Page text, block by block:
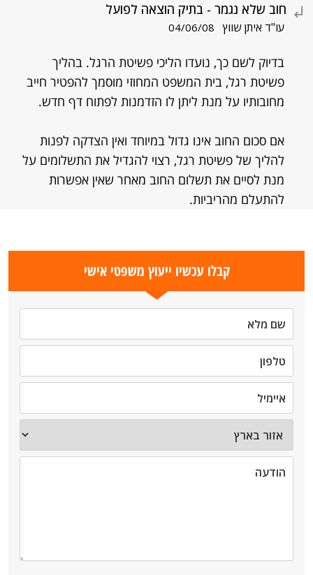
חוב שלא נגמר - בתיק הוצאה לפועל
עו"ד איתן שווץ 04/06/08
בדיוק לשם כך, נועדו הליכי פשיטת הרגל. בהליך
פשיטת רגל, בית המשפט המחוזי מוסמך להפטיר חייב
מחובותיו על מנת ליתן לו הזדמנות לפתוח דף חדש.
אם סכום החוב אינו גדול במיוחד ואין הצדקה לפנות
להליך של פשיטת רגל, רצוי להגדיל את התשלומים על
מנת לסיים את תשלום החוב מאחר שאין אפשרות
להתעלם מהריביות.
קבלו עכשיו ייעוץ משפטי אישי